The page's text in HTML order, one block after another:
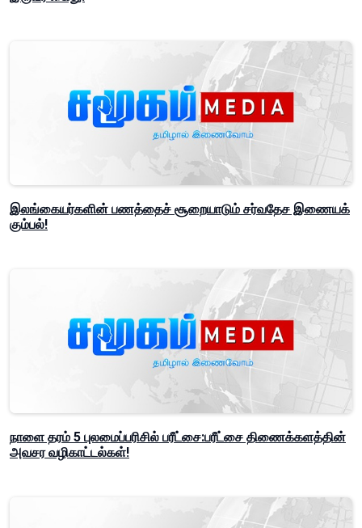
இலங்கையர்களின் பணத்தைச் சூறையாடும் சர்வதேச இணையக்
கும்பல்!
நாளை தரம் 5 புலமைப்பரிசில் பரீட்சை:பரீட்சை திணைக்களத்தின்
அவசர வழிகாட்டல்கள்!